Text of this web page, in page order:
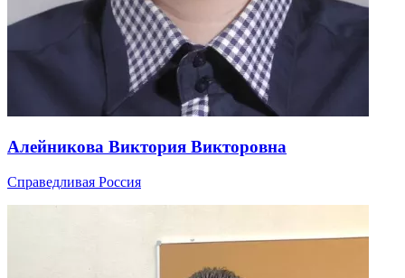
Алейникова Виктория Викторовна
Справедливая Россия